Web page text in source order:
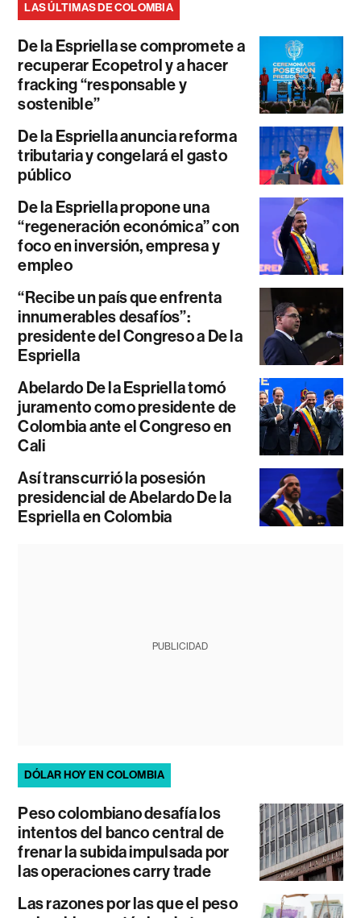
LAS ÚLTIMAS DE COLOMBIA
De la Espriella se compromete a
recuperar Ecopetrol y a hacer
fracking “responsable y
sostenible”
De la Espriella anuncia reforma
tributaria y congelará el gasto
público
De la Espriella propone una
“regeneración económica” con
foco en inversión, empresa y
empleo
“Recibe un país que enfrenta
innumerables desafíos”:
presidente del Congreso a De la
Espriella
Abelardo De la Espriella tomó
juramento como presidente de
Colombia ante el Congreso en
Cali
Así transcurrió la posesión
presidencial de Abelardo De la
Espriella en Colombia
PUBLICIDAD
DÓLAR HOY EN COLOMBIA
Peso colombiano desafía los
intentos del banco central de
frenar la subida impulsada por
las operaciones carry trade
Las razones por las que el peso